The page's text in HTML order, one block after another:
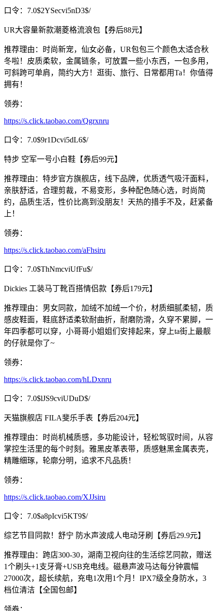
口令：7.0$2YSecvi5nD3$/
UR大容量新款潮菱格流浪包【券后88元】
推荐理由：时尚新宠，仙女必备，UR包包三个颜色太适合秋
冬啦！皮质柔软，金属链条，可放置一些小东西，一包多用，
可斜跨可单肩，简约大方！逛街、旅行、日常都用Ta！你值得
拥有！
领券：
https://s.click.taobao.com/Qgrxnru
口令：7.0$9r1Dcvi5dL6$/
特步 空军一号小白鞋【券后99元】
推荐理由：特步官方旗舰店，线下品牌，优质透气吸汗面料，
亲肤舒适，合理剪裁，不易变形，多种配色随心选，时尚简
约，品质生活，性价比高到没朋友！天热的措手不及，赶紧备
上！
领券：
https://s.click.taobao.com/aFhsiru
口令：7.0$ThNmcviUfFu$/
Dickies 工装马丁靴百搭情侣款【券后179元】
推荐理由：男女同款，加绒不加绒一个价，材质细腻柔韧，质
感皮鞋面，鞋底舒适柔软耐曲折，耐磨防滑，久穿不累脚，一
年四季都可以穿，小哥哥小姐姐们安排起来，穿上ta街上最靓
的仔就是你了~
领券：
https://s.click.taobao.com/hLDxnru
口令：7.0$lJS9cviUDuD$/
天猫旗舰店 FILA斐乐手表【券后204元】
推荐理由：时尚机械质感，多功能设计，轻松驾驭时间，从容
掌控生活里的每个时刻。雅黑皮革表带，质感魅黑金属表壳，
精雕细琢，轮廓分明，追求不凡品质！
领券：
https://s.click.taobao.com/XJJsiru
口令：7.0$a8pIcvi5KT9$/
综艺节目同款！舒宁 防水声波成人电动牙刷【券后29.9元】
推荐理由：跨店300-30，湖南卫视向往的生活综艺同款，赠送
1个刷头+1支牙膏+USB充电线。磁悬声波马达每分钟震幅
27000次，超长续航，充电1次用1个月！IPX7级全身防水，3
档位清洁【全国包邮】